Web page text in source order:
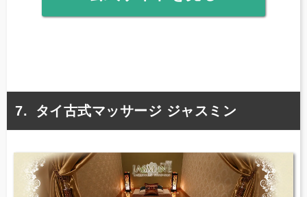
タイ古式マッサージ ジャスミン